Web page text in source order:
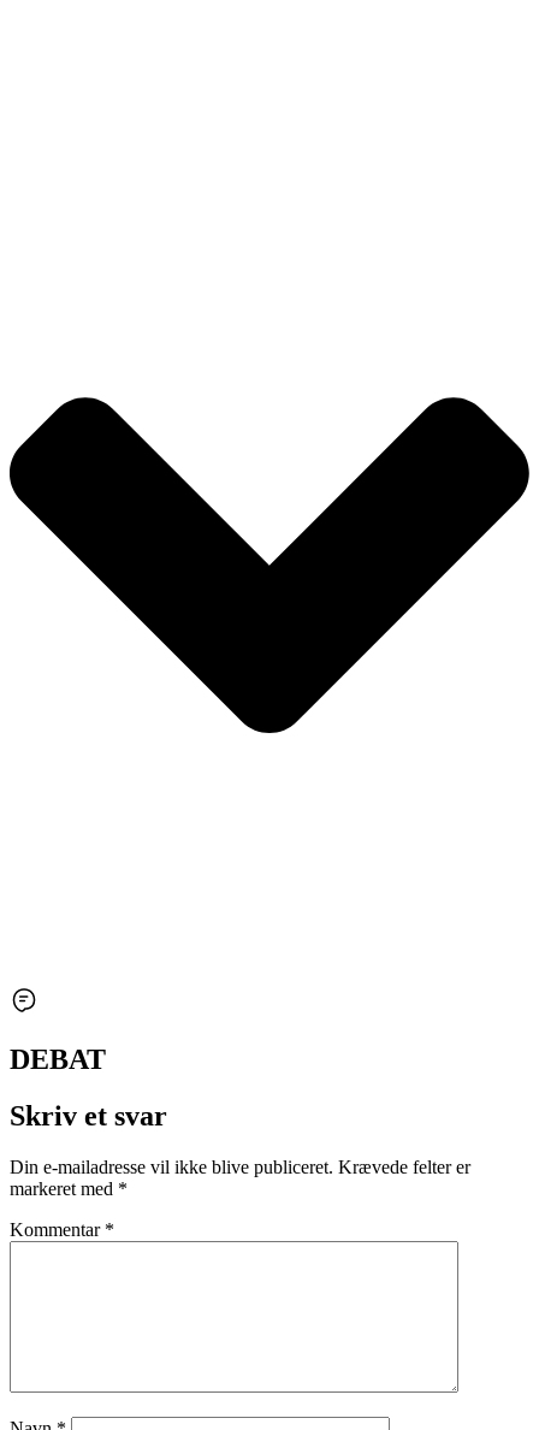
DEBAT
Skriv et svar
Din e-mailadresse vil ikke blive publiceret. Krævede felter er
markeret med *
Kommentar *